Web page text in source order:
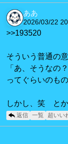
ああ
2026/03/22
>>193520
そういう普通の
「あ、そうなの？
ってぐらいのも
しかし、笑 とか
返信 一覧 超いい